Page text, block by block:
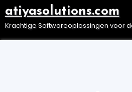
atiyasolutions.com
Krachtige Softwareoplossingen voor